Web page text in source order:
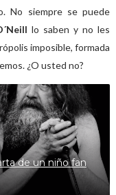
No siempre se puede
lo saben y no les
imposible, formada
¿O usted no?
de un niño fan